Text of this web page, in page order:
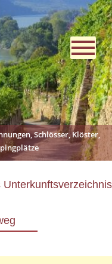
Schlösser, Klöster,